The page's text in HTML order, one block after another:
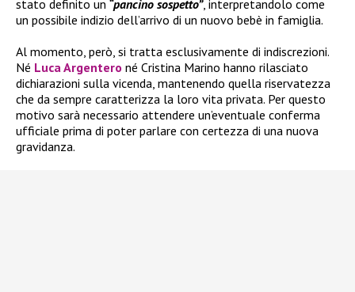
stato definito un “pancino sospetto”, interpretandolo come
un possibile indizio dell’arrivo di un nuovo bebè in famiglia.
Al momento, però, si tratta esclusivamente di indiscrezioni.
Né Luca Argentero né Cristina Marino hanno rilasciato
dichiarazioni sulla vicenda, mantenendo quella riservatezza
che da sempre caratterizza la loro vita privata. Per questo
motivo sarà necessario attendere un’eventuale conferma
ufficiale prima di poter parlare con certezza di una nuova
gravidanza.